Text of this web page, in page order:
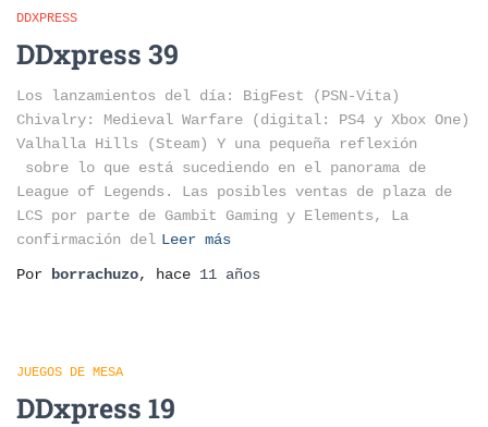
DDXPRESS
DDxpress 39
Los lanzamientos del día: BigFest (PSN-Vita)
Chivalry: Medieval Warfare (digital: PS4 y Xbox One)
Valhalla Hills (Steam) Y una pequeña reflexión
sobre lo que está sucediendo en el panorama de
League of Legends. Las posibles ventas de plaza de
LCS por parte de Gambit Gaming y Elements, La
confirmación del Leer más
Por
borrachuzo, hace 11 años
JUEGOS DE MESA
DDxpress 19